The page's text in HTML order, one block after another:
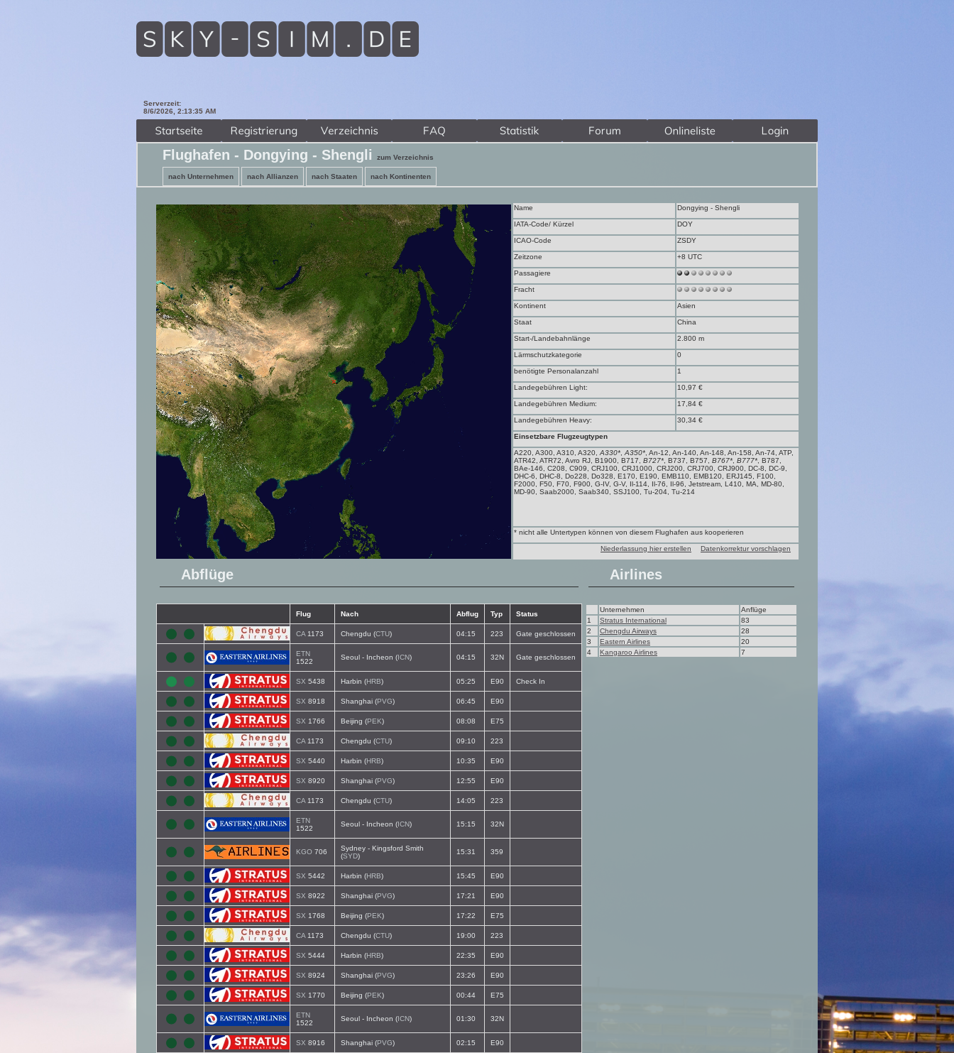
Serverzeit:
8/6/2026, 2:13:36 AM
Flughafen - Dongying - Shengli zum Verzeichnis
nach Unternehmen nach Allianzen nach Staaten nach Kontinenten
Name Dongying - Shengli
IATA-Code/ Kürzel DOY
ICAO-Code ZSDY
Zeitzone +8 UTC
Passagiere
Fracht
Kontinent Asien
Staat China
Start-/Landebahnlänge 2.800 m
Lärmschutzkategorie 0
benötigte Personalanzahl 1
Landegebühren Light: 10,97 €
Landegebühren Medium: 17,84 €
Landegebühren Heavy: 30,34 €
Einsetzbare Flugzeugtypen
A220, A300, A310, A320, A330* A350* , An-12, An-140, An-148, An-158, An-74, ATP,
ATR42, ATR72, Avro RJ, B1900, B717, B727* , B737, B757, B767* B777* , B787,
BAe-146, C208, C909, CRJ100, CRJ1000, CRJ200, CRJ700, CRJ900, DC-8, DC-9,
DHC-6, DHC-8, Do228, Do328, E170, E190, EMB110, EMB120, ERJ145, F100,
F2000, F50, F70, F900, G-IV, G-V, Il-114, Il-76, Il-96, Jetstream, L410, MA, MD-80,
MD-90, Saab2000, Saab340, SSJ100, Tu-204, Tu-214
* nicht alle Untertypen können von diesem Flughafen aus kooperieren
Niederlassung hier erstellen Datenkorrektur vorschlagen
Abflüge
Flug Nach Abflug Typ Status
CA 1173 Chengdu (CTU) 04:15 223 Gate geschlossen
ETN
1522
Seoul - Incheon (ICN) 04:15 32N Gate geschlossen
SX 5438 Harbin (HRB) 05:25 E90 Check In
SX 8918 Shanghai (PVG) 06:45 E90
SX 1766 Beijing (PEK) 08:08 E75
CA 1173 Chengdu (CTU) 09:10 223
SX 5440 Harbin (HRB) 10:35 E90
SX 8920 Shanghai (PVG) 12:55 E90
CA 1173 Chengdu (CTU) 14:05 223
ETN
1522
Seoul - Incheon (ICN) 15:15 32N
KGO 706
Sydney - Kingsford Smith
(SYD)
15:31 359
SX 5442 Harbin (HRB) 15:45 E90
SX 8922 Shanghai (PVG) 17:21 E90
SX 1768 Beijing (PEK) 17:22 E75
CA 1173 Chengdu (CTU) 19:00 223
SX 5444 Harbin (HRB) 22:35 E90
SX 8924 Shanghai (PVG) 23:26 E90
SX 1770 Beijing (PEK) 00:44 E75
ETN
1522
Seoul - Incheon (ICN) 01:30 32N
SX 8916 Shanghai (PVG) 02:15 E90
Airlines
Unternehmen
Anflüge
1
Stratus International
83
2
Chengdu Airways
28
3
Eastern Airlines
20
4
Kangaroo Airlines 7